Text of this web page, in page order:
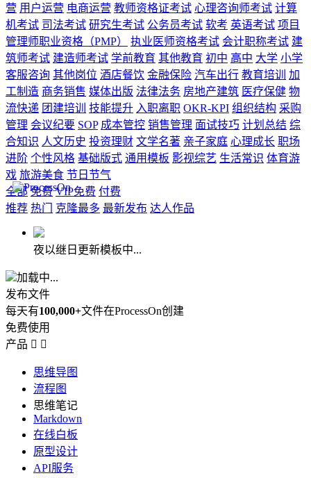
营 用户运营 电商运营 教师资格证考试 心理咨询师考试 计算
机考试 司法考试 研究生考试 公务员考试 软考 英语考试 项目
管理师职业资格（PMP）
执业医师资格考试 会计职称考试 建
筑师考试 建造师考试 学前教育 其他教育 初中 高中 大学 小学
客服咨询 其他岗位 酒店餐饮 金融保险 汽车出行 教育培训
加
工制造 商务销售 媒体出版 法律法务 房地产建筑 医疗保健 物
流快递 团建培训 技能提升 入职离职 OKR-KPI 组织结构 采购
管理 会议纪要 SOP 成本管控 销售管理 面试技巧 计划总结 综
合知识 人文历史 投资理财 文学名著 亲子家庭 心理成长 职场
进阶 个性风格 基础版式 通用模板 影视综艺 生活常识 体育游
戏 旅游美食 节日节气
全部 免费 VIP免费 付费
推荐 热门 克隆最多 最新发布 达人作品
夜以继日更新模板中...
加载中...
发布文件
每天有100,000+文件在ProcessOn创建
免费使用
产品  
思维导图
流程图
思维笔记
Markdown
在线白板
原型设计
API服务